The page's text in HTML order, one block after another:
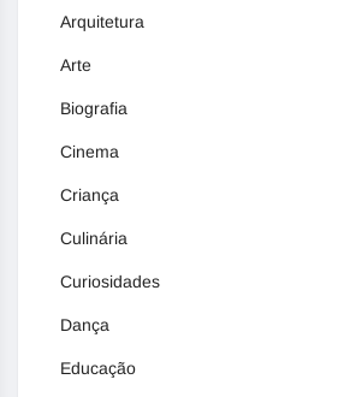
Arquitetura
Arte
Biografia
Cinema
Criança
Culinária
Curiosidades
Dança
Educação